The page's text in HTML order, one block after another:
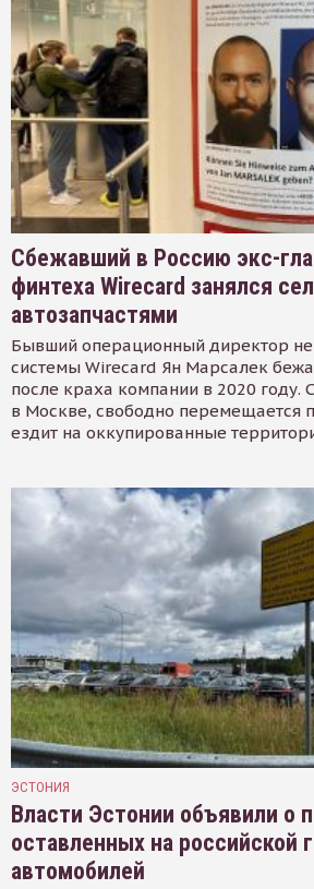
Сбежавший в Россию экс-
финтеха Wirecard занялся
автозапчастями
Бывший операционный директор
системы Wirecard Ян Марсалек
после краха компании в 2020 году.
в Москве, свободно перемещается
ездит на оккупированные
ЭСТОНИЯ
Власти Эстонии объявили о
оставленных на российской
автомобилей